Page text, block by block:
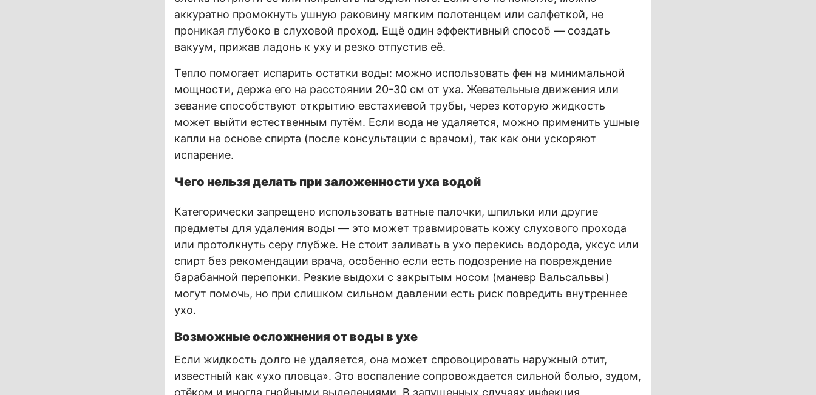
аккуратно промокнуть ушную раковину мягким полотенцем или салфеткой, не
проникая глубоко в слуховой проход. Ещё один эффективный способ — создать
вакуум, прижав ладонь к уху и резко отпустив её.
Тепло помогает испарить остатки воды: можно использовать фен на минимальной
мощности, держа его на расстоянии 20-30 см от уха. Жевательные движения или
зевание способствуют открытию евстахиевой трубы, через которую жидкость
может выйти естественным путём. Если вода не удаляется, можно применить ушные
капли на основе спирта (после консультации с врачом), так как они ускоряют
испарение.
Чего нельзя делать при заложенности уха водой
Категорически запрещено использовать ватные палочки, шпильки или другие
предметы для удаления воды — это может травмировать кожу слухового прохода
или протолкнуть серу глубже. Не стоит заливать в ухо перекись водорода, уксус или
спирт без рекомендации врача, особенно если есть подозрение на повреждение
барабанной перепонки. Резкие выдохи с закрытым носом (маневр Вальсальвы)
могут помочь, но при слишком сильном давлении есть риск повредить внутреннее
ухо.
Возможные осложнения от воды в ухе
Если жидкость долго не удаляется, она может спровоцировать наружный отит,
известный как «ухо пловца». Это воспаление сопровождается сильной болью, зудом,
отёком и иногда гнойными выделениями. В запущенных случаях инфекция